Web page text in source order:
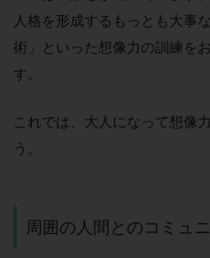
人格を形成するもっとも大事
術」といった想像力の訓練を
す。
これでは、大人になって想像
う。
周囲の人間とのコミュ